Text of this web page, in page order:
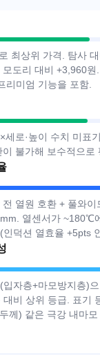
최상위 가격. 탐사
도리 대비 +3,960원
리미엄 기능을 포함.
세로·높이 수치 미표
이 불가해 보수적으로
전 열원 호환 + 풀와이
열센서가 ~180℃
인덕션 열효율 +5pts
입자층+마모방지층)
대비 상위 등급. 표기
께) 같은 극강 내마